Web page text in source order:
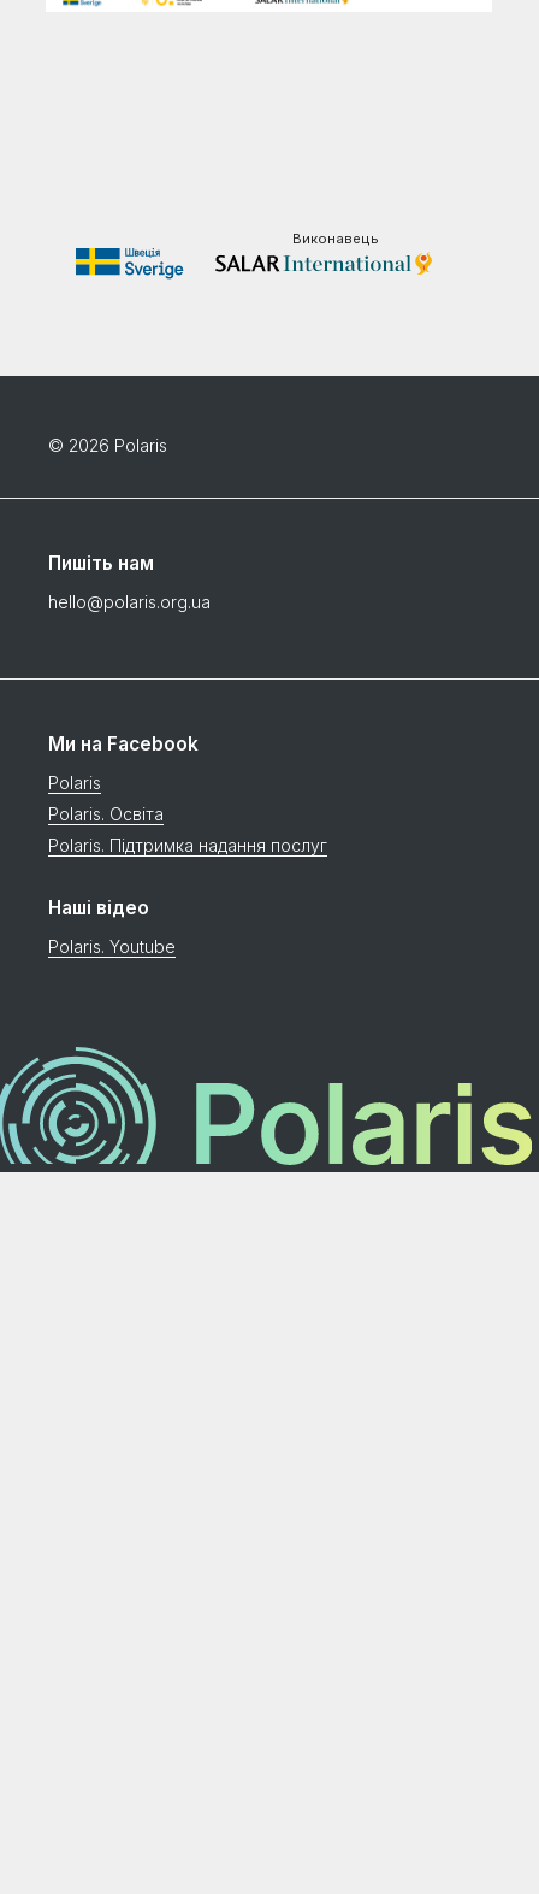
Виконавець
© 2026 Polaris
Пишіть нам
hello@polaris.org.ua
Ми на Facebook
Polaris
Polaris. Освіта
Polaris. Підтримка надання послуг
Наші відео
Polaris. Youtube